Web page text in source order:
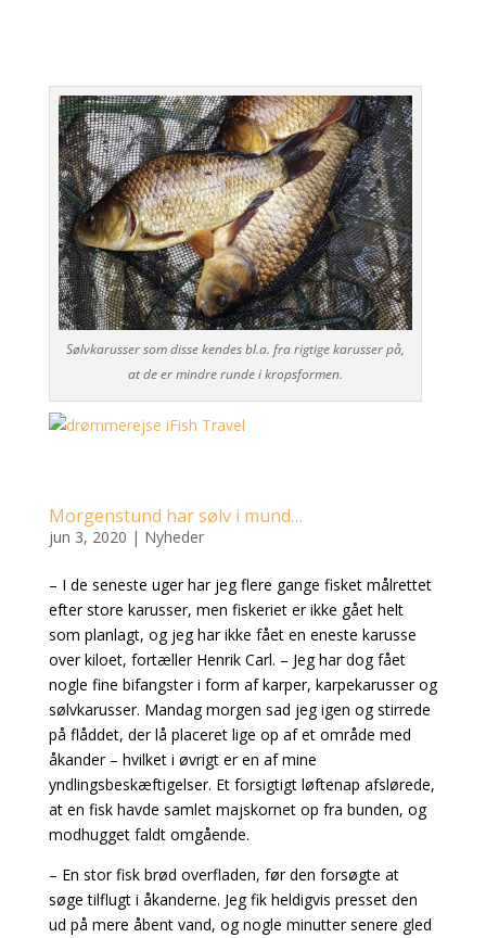
Sølvkarusser som disse kendes bl.a. fra rigtige karusser på,
at de er mindre runde i kropsformen.
Morgenstund har sølv i mund…
jun 3, 2020 | Nyheder
– I de seneste uger har jeg flere gange fisket målrettet
efter store karusser, men fiskeriet er ikke gået helt
som planlagt, og jeg har ikke fået en eneste karusse
over kiloet, fortæller Henrik Carl. – Jeg har dog fået
nogle fine bifangster i form af karper, karpekarusser og
sølvkarusser. Mandag morgen sad jeg igen og stirrede
på flåddet, der lå placeret lige op af et område med
åkander – hvilket i øvrigt er en af mine
yndlingsbeskæftigelser. Et forsigtigt løftenap afslørede,
at en fisk havde samlet majskornet op fra bunden, og
modhugget faldt omgående.
– En stor fisk brød overfladen, før den forsøgte at
søge tilflugt i åkanderne. Jeg fik heldigvis presset den
ud på mere åbent vand, og nogle minutter senere gled